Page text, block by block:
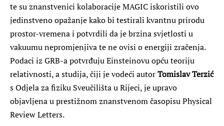
te su znanstvenici kolaboracije MAGIC iskoristili ovo
jedinstveno opažanje kako bi testirali kvantnu prirodu
prostor-vremena i potvrdili da je brzina svjetlosti u
vakuumu nepromjenjiva te ne ovisi o energiji zračenja.
Podaci iz GRB-a potvrđuju Einsteinovu opću teoriju
relativnosti, a studija, čiji je vodeći autorTomislav Terzić
s Odjela za fiziku Sveučilišta u Rijeci, je upravo
objavljena u prestižnom znanstvenom časopisu Physical
Review Letters.